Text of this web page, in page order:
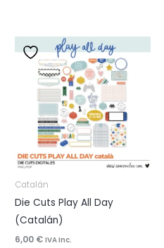
Catalán
Die Cuts Play All Day
(Catalán)
6,00 € IVA Inc.